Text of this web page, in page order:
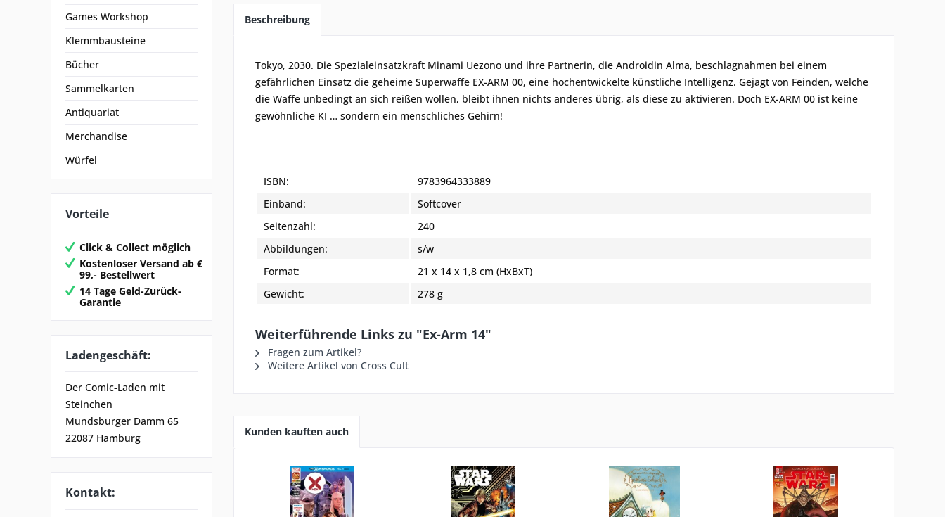
Games Workshop
Klemmbausteine
Bücher
Sammelkarten
Antiquariat
Merchandise
Würfel
Vorteile
Click & Collect möglich
Kostenloser Versand ab €
99,- Bestellwert
14 Tage Geld-Zurück-
Garantie
Ladengeschäft:
Der Comic-Laden mit
Steinchen
Mundsburger Damm 65
22087 Hamburg
Kontakt:
Beschreibung
Tokyo, 2030. Die Spezialeinsatzkraft Minami Uezono und ihre Partnerin, die Androidin Alma, beschlagnahmen bei einem
gefährlichen Einsatz die geheime Superwaffe EX-ARM 00, eine hochentwickelte künstliche Intelligenz. Gejagt von Feinden, welche
die Waffe unbedingt an sich reißen wollen, bleibt ihnen nichts anderes übrig, als diese zu aktivieren. Doch EX-ARM 00 ist keine
gewöhnliche KI … sondern ein menschliches Gehirn!
ISBN:
9783964333889
Einband:
Softcover
Seitenzahl:
240
Abbildungen:
s/w
Format:
21 x 14 x 1,8 cm (HxBxT)
Gewicht:
278 g
Weiterführende Links zu "Ex-Arm 14"
Fragen zum Artikel?
Weitere Artikel von Cross Cult
Kunden kauften auch